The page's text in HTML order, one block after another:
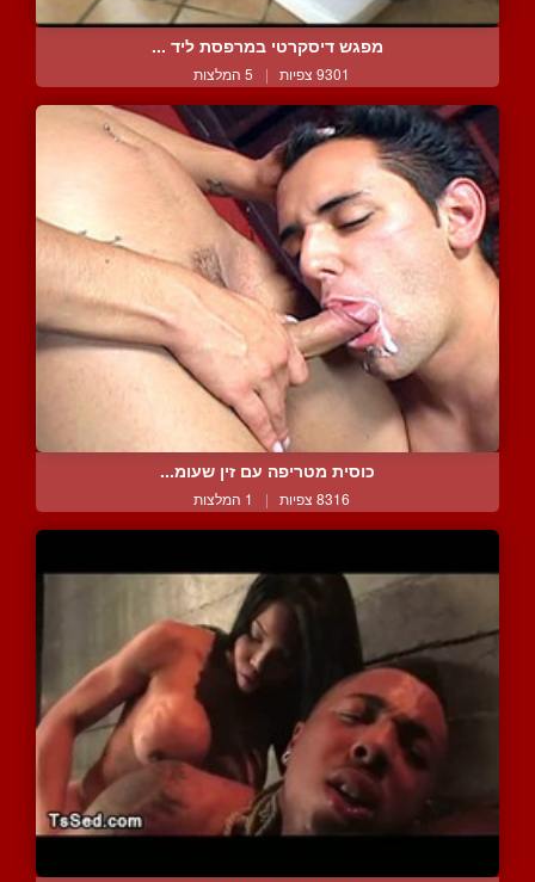
מפגש דיסקרטי במרפסת ליד ...
9301 צפיות | 5 המלצות
כוסית מטריפה עם זין שעומ...
8316 צפיות | 1 המלצות